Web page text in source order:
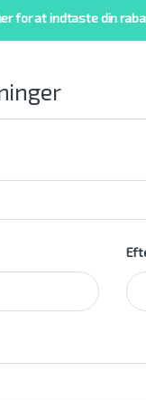
for at indtaste din